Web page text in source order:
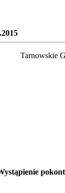
Tarnowskie